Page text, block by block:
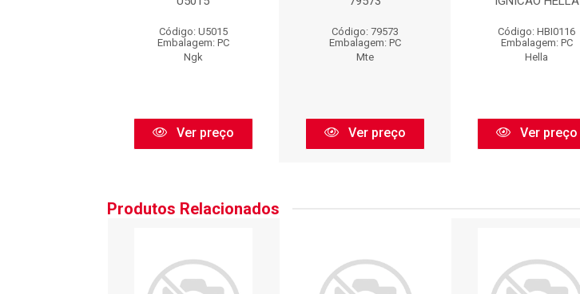
Código: U5015
Embalagem: PC
Ngk
Ver preço
Código: 79573
Embalagem: PC
Mte
Ver preço
Código: HBI0116
Embalagem: PC
Hella
Ver preço
Produtos Relacionados